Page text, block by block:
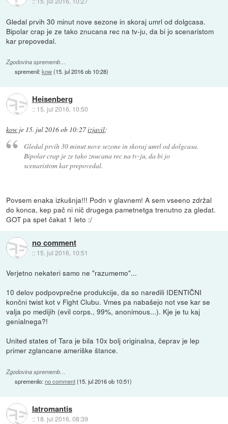
Gledal prvih 30 minut nove sezone in skoraj umrl od dolgcasa.
Bipolar crap je ze tako znucana rec na tv-ju, da bi jo scenaristom
kar prepovedal.
Zgodovina sprememb…
spremenil:kow(15. jul 2016 ob 10:28)
Heisenberg
:: 15. jul 2016, 10:50
kow je 15. jul 2016 ob 10:27izjavil:
Gledal prvih 30 minut nove sezone in skoraj umrl od dolgcasa.
Bipolar crap je ze tako znucana rec na tv-ju, da bi jo
scenaristom kar prepovedal.
Povsem enaka izkušnja!!! Podn v glavnem! A sem vseeno zdržal
do konca, kep pač ni nič drugega pametnetga trenutno za gledat.
GOT pa spet čakat 1 leto :/
no comment
:: 15. jul 2016, 10:51
Verjetno nekateri samo ne "razumemo"...
10 delov podpovprečne produkcije, da so naredili IDENTIČNI
končni twist kot v Fight Clubu. Vmes pa nabašejo not vse kar se
valja po medijih (evil corps., 99%, anonimous...). Kje je tu kaj
genialnega?!
United states of Tara je bila 10x bolj originalna, čeprav je lep
primer zglancane ameriške štance.
Zgodovina sprememb…
spremenilo:no comment(15. jul 2016 ob 10:51)
Iatromantis
:: 18. jul 2016, 08:39